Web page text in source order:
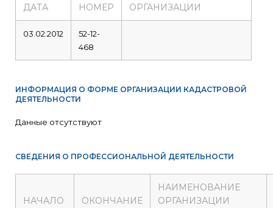
ДАТА НОМЕР
ОРГАНИЗАЦИИ
03.02.2012
52-12-
468
ИНФОРМАЦИЯ О ФОРМЕ ОРГАНИЗАЦИИ КАДАСТРОВОЙ
ДЕЯТЕЛЬНОСТИ
Данные отсутствуют
СВЕДЕНИЯ О ПРОФЕССИОНАЛЬНОЙ ДЕЯТЕЛЬНОСТИ
НАЧАЛО ОКОНЧАНИЕ
НАИМЕНОВАНИЕ
ОРГАНИЗАЦИИ